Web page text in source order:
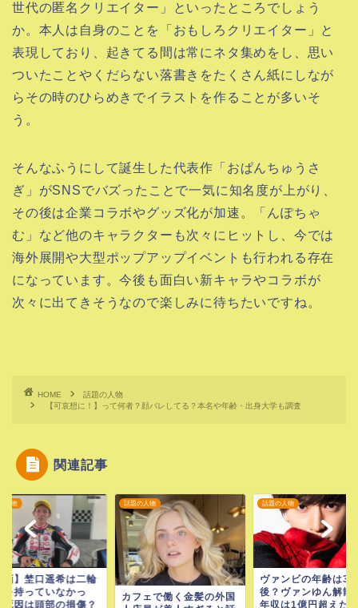
世代の匿名クリエイター」といったところでしょう
か。本人は自身のことを「おもしろクリエイター」と
表現しており、起きてる間は常にネタ集めをし、思い
ついたことやくだらない落書きをたくさん紙にしなが
らその時のひらめきでイラストを作ることが多いそ
う。
そんなふうにして誕生した代表作「おぱんちゅうさ
ぎ」がSNSでバズったことで一気に知名度が上がり、
その後は企業コラボやグッズ化が加速。「んぽちゃ
む」など他のキャラクターも次々にヒットし、今では
海外展開や大型ポップアップイベントも行われる存在
になっています。今後も面白い新キャラやコラボが
次々に出てきそうなので楽しみに待ちたいですね。
HOME
話題の人物
【可哀想に！】って何者？顔バレしてる？本名や年齢・出身大学も調査
関連記事
人物
ェで働く金髪の外国
話題の人物
ヴァンビの年齢は30歳前
後？ヴァンゆん解散後の
年収は1億円超えだっ...
話題の人物